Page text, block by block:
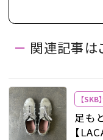
関連記事は
【SKB
足も
【